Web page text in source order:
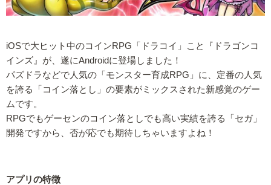
iOSで大ヒット中のコインRPG「ドラコイ」こと『ドラゴンコ
インズ』が、遂にAndroidに登場しました！
パズドラなどで人気の「モンスター育成RPG」に、定番の人気
を誇る「コイン落とし」の要素がミックスされた新感覚のゲー
ムです。
RPGでもゲーセンのコイン落としでも高い実績を誇る「セガ」
開発ですから、否が応でも期待しちゃいますよね！
アプリの特徴